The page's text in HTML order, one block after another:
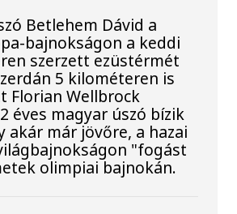
Betlehem Dávid a
bajnokságon a keddi
szerzett ezüstérmét
5 kilométeren is
Florian Wellbrock
éves magyar úszó bízik
akár már jövőre, a hazai
"fogást
olimpiai bajnokán.